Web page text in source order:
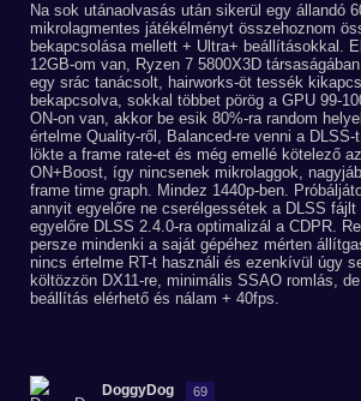
Na sok utánaolvasás után sikerül egy állandó
mikrolagmentes játékélményt összehoznom
bekapcsolása mellett + Ultra+ beállításokkal.
12GB-om van, Ryzen 7 5800X3D
egy srác tanácsolt, hairworks-öt tessék
bekapcsolva, sokkal többet pörög a GPU 99-
ON-on van, akkor be esik 80%-ra random
értelme Quality-ről, Balanced-re venni a
lökte a frame rate-et és még emellé kötelező
ON+Boost, így nincsenek mikrolaggok,
frame time graph. Mindez 1440p-ben.
annyit egyelőre ne cserélgessétek a DLSS fájlt
egyelőre DLSS 2.4.0-ra optimalizál a CDPR.
persze mindenki a saját gépéhez mérten
nincs értelme RT-t használi és ezenkívül úgy
költözzön DX11-re, minimális SSAO romlás,
beállítás elérhető és nálam + 40fps.
DoggyDog 69